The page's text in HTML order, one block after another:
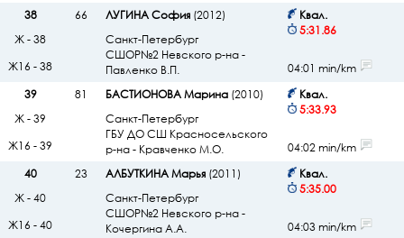
38
66 ЛУГИНА София(2012)
Санкт-Петербург
СШОР№2 Невского р-на -
Павленко В.П.
Квал.
5:31.86
Ж - 38
Ж16 - 38
04:01 min/km
39
81 БАСТИОНОВА Марина(2010)
Санкт-Петербург
ГБУ ДО СШ Красносельского
р-на - Кравченко М.О.
Квал.
5:33.93
Ж - 39
Ж16 - 39
04:02 min/km
40
23 АЛБУТКИНА Марья(2011)
Санкт-Петербург
СШОР№2 Невского р-на -
Кочергина А.А.
Квал.
5:35.00
Ж - 40
Ж16 - 40
04:03 min/km